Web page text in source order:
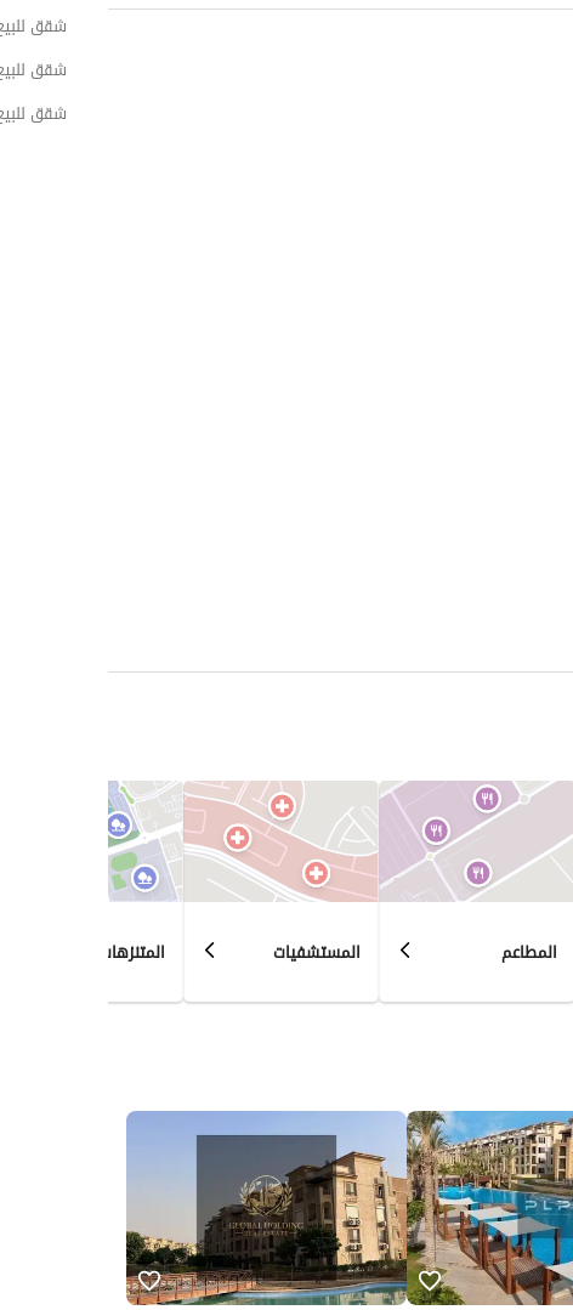
لو محتاجة السيلينج بوينت بطريقة تسويقية تستخدميها في إعلان أو مكالمة مبيعات، أقدر أكتبها لك بصيغة
المطاعم المستشفيات المتنزهات
شقق
شقق
شقق